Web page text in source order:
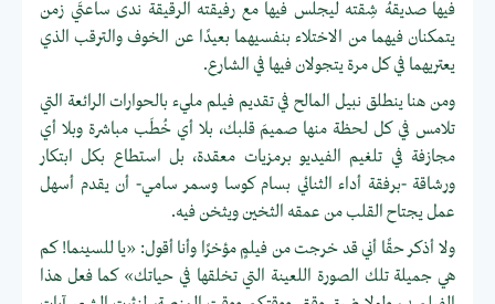
فيها صديقهُ شِقته ليجلس فيها مع رفيقته الرقيقة ندى ساعتَي زمن
يتمكنان فيهما من الاختلاء بنفسيهما بعيدًا عن الخوف والترقب الذي
يعتريهما في كل مرة يتجولان فيها في الشارع.
ومن هنا ينطلق نبيل المالح في تقديم فيلم مليء بالحوارات الرائعة التي
تلامس في كل لحظة منها صميمَ قلبك، بلا أي خُطَب مباشرة وبلا أي
مجازفة في تلغيم الفيديو برمزيات معقدة، بل استطاع بكل ابتكار
ورشاقة -برفقة أداء الثنائي بسام كوسا وسمر سامي- أن يقدم أسهل
عمل يجتاح القلب من عمقه الثخين ويثخن فيه.
ولا أذكر حقًا أني قد خرجت من فيلمٍ مؤخرًا وأنا أقول: «يا للسينما! كم
هي جميلة تلك الصورة اللعينة التي تخلقها في حياتك» كما فعل هذا